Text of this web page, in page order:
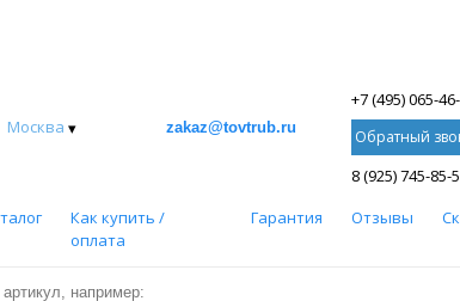
Москва ▾ zakaz@tovtrub.ru
+7 (495) 065-
Обратный
8 (925) 745-85-
Как купить /
оплата
Гарантия Отзывы